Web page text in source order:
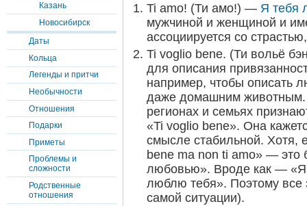
Казань
Новосибирск
Даты
Кольца
Легенды и притчи
Необычности
Отношения
Подарки
Приметы
Проблемы и
сложности
Родственные
отношения
Ti amo! (Ти амо!) — Я тебя
мужчиной и женщиной и
ассоциируется со
Ti voglio bene. (Ти вольё
для описания
например, чтобы описать
даже домашним животным.
регионах и семьях
«Ti voglio bene». Она
смысле стабильной. Хотя,
bene ma non ti amo» — это
любовью». Вроде как — «Я
люблю тебя». Поэтому все
самой ситуации).